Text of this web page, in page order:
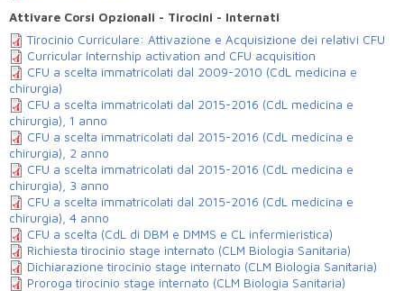
Attivare Corsi Opzionali - Tirocini - Internati
Tirocinio Curriculare: Attivazione e Acquisizione dei relativi CFU
Curricular Internship activation and CFU acquisition
CFU a scelta immatricolati dal 2009-2010 (CdL medicina e
chirurgia)
CFU a scelta immatricolati dal 2015-2016 (CdL medicina e
chirurgia), 1 anno
CFU a scelta immatricolati dal 2015-2016 (CdL medicina e
chirurgia), 2 anno
CFU a scelta immatricolati dal 2015-2016 (CdL medicina e
chirurgia), 3 anno
CFU a scelta immatricolati dal 2015-2016 (CdL medicina e
chirurgia), 4 anno
CFU a scelta (CdL di DBM e DMMS e CL infermieristica)
Richiesta tirocinio stage internato (CLM Biologia Sanitaria)
Dichiarazione tirocinio stage internato (CLM Biologia Sanitaria)
Proroga tirocinio stage internato (CLM Biologia Sanitaria)